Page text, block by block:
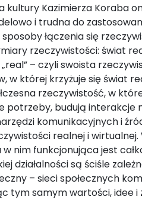
Kazimierza Koraba
i trudna do
łączenia się
rzeczywistości: świat
– czyli swoista
w której krzyżuje się świat
rzeczywistość, w
potrzeby, budują interakcje
komunikacyjnych i
realnej i wirtualnej.
nim funkcjonująca jest
działalności są ściśle
– sieci społecznych
tym samym wartości,